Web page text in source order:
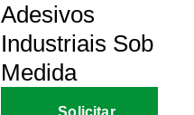
Adesivos
Industriais Sob
Medida
Solicitar